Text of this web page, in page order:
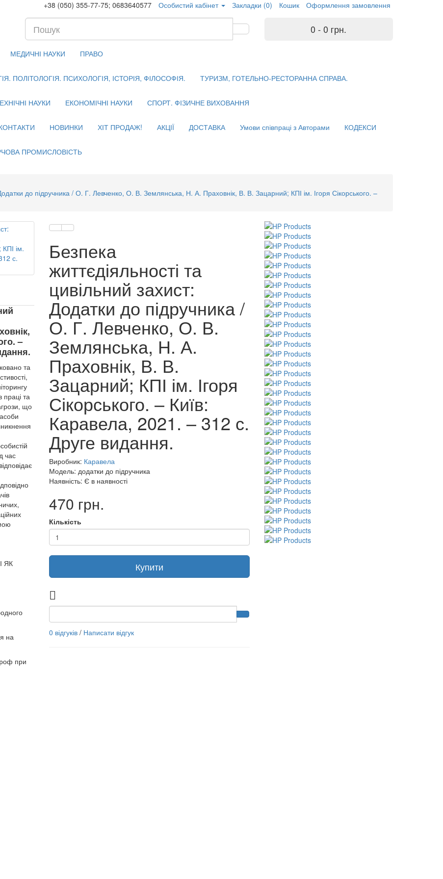
+38 (050) 355-77-75; 0683640577 Особистий кабінет Закладки (0) Кошик Оформлення замовлення
0 - 0 грн.
МЕДИЧНІ НАУКИ ПРАВО
ПОЛІТОЛОГІЯ. ПСИХОЛОГІЯ, ІСТОРІЯ, ФІЛОСОФІЯ. ТУРИЗМ, ГОТЕЛЬНО-РЕСТОРАННА СПРАВА.
НАУКИ ЕКОНОМІЧНІ НАУКИ СПОРТ. ФІЗИЧНЕ ВИХОВАННЯ
НОВИНКИ ХІТ ПРОДАЖ! АКЦІЇ ДОСТАВКА Умови співпраці з Авторами КОДЕКСИ
ПРОМИСЛОВІСТЬ
до підручника / О. Г. Левченко, О. В. Землянська, Н. А. Праховнік, В. В. Зацарний; КПІ ім. Ігоря Сікорського. –
–
та
праці та
що
час
ЯК
на
при
Безпека
життєдіяльності та
цивільний захист:
Додатки до підручника /
О. Г. Левченко, О. В.
Землянська, Н. А.
Праховнік, В. В.
Зацарний; КПІ ім. Ігоря
Сікорського. – Київ:
Каравела, 2021. – 312 с.
Друге видання.
Виробник: Каравела
Модель: додатки до підручника
Наявність: Є в наявності
470 грн.
Кількість
Купити
0 відгуків/ Написати відгук